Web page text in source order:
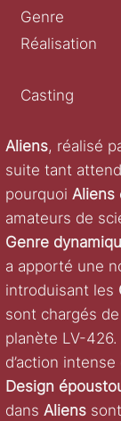
Genre
Réalisation
Casting
Aliens, réalisé
suite tant
pourquoi Aliens
amateurs de
Genre
a apporté une
introduisant les
sont chargés
planète LV-
d’action
Design
dans Alienssont